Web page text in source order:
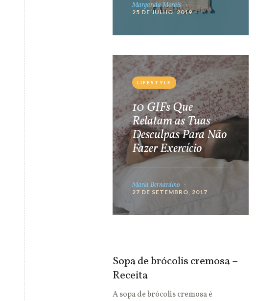
Margarida Morais
25 DE JULHO, 2019
LIFESTYLE
10 GIFs Que
Relatam as Tuas
Desculpas Para Não
Fazer Exercício
Maria Bernardino
27 DE SETEMBRO, 2017
Sopa de brócolis cremosa –
Receita
A sopa de brócolis cremosa é